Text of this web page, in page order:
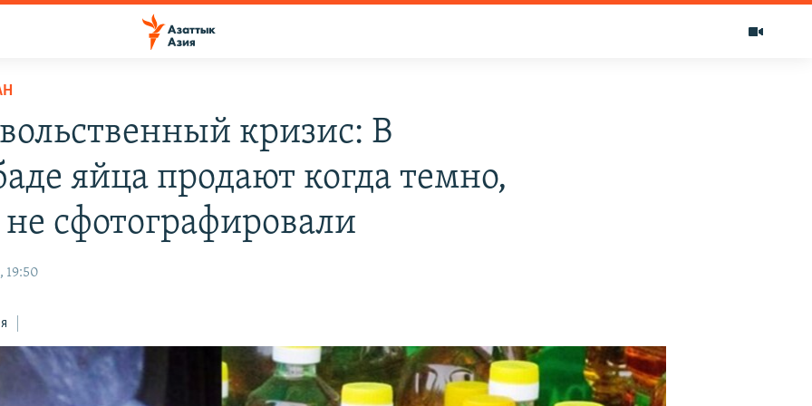
кризис: В
яйца продают когда темно,
сфотографировали
19:50